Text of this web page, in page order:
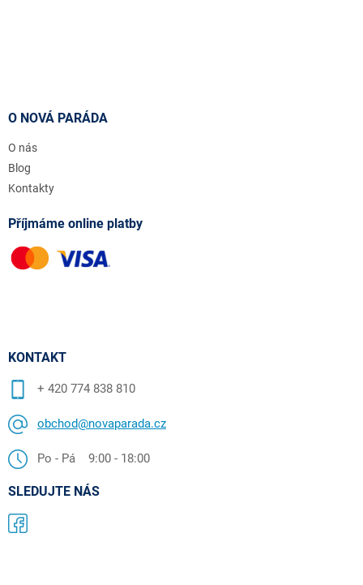
O NOVÁ PARÁDA
O nás
Blog
Kontakty
Příjmáme online platby
KONTAKT
+ 420 774 838 810
obchod@novaparada.cz
Po - Pá 9:00 - 18:00
SLEDUJTE NÁS